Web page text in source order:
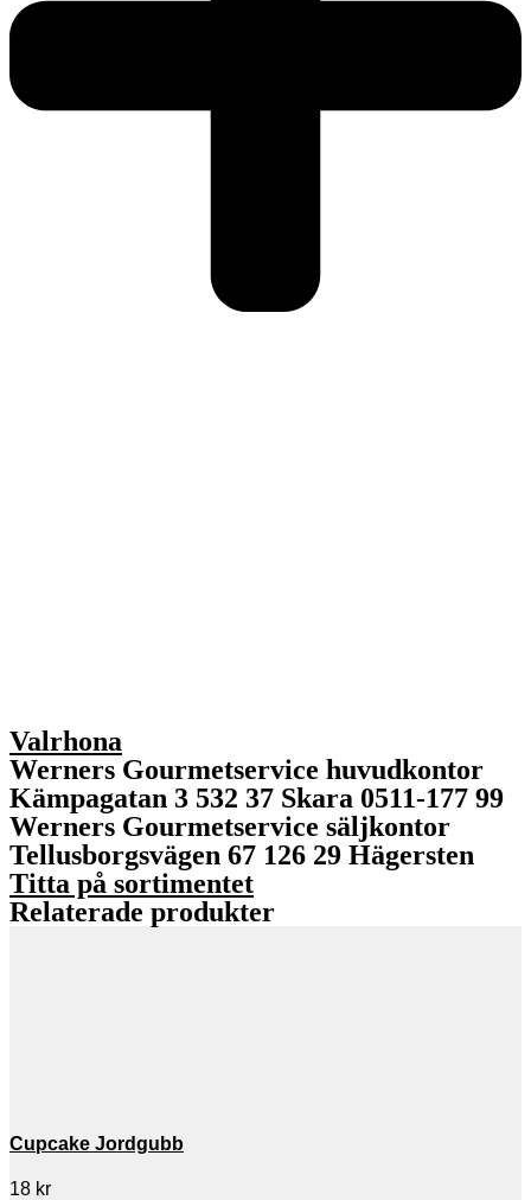
Valrhona
Werners Gourmetservice huvudkontor
Kämpagatan 3 532 37 Skara 0511-177 99
Werners Gourmetservice säljkontor
Tellusborgsvägen 67 126 29 Hägersten
Titta på sortimentet
Relaterade produkter
Cupcake Jordgubb
18 kr